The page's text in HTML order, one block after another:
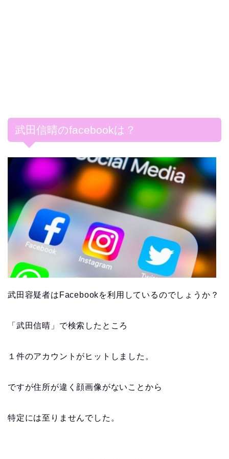
武田信晴のfacebookは？
武田容疑者はFacebookを利用しているのでしょうか？
「武田信晴」で検索したところ
１件のアカウントがヒットしました。
ですが住所が違く顔画像がないことから
特定には至りませんでした。